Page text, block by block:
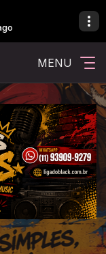
Aperte o Play com
MENU